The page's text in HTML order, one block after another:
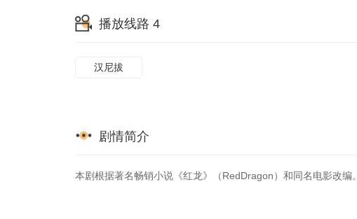
播放线路 4
汉尼拔
剧情简介
本剧根据著名畅销小说《红龙》（RedDragon）和同名电影改编。